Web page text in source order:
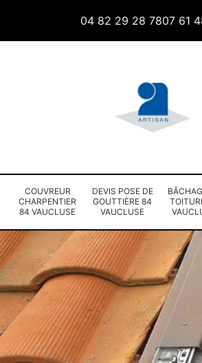
04 82 29 28 7807 61
COUVREUR
CHARPENTIER
84 VAUCLUSE
DEVIS POSE DE
GOUTTIÈRE 84
VAUCLUSE